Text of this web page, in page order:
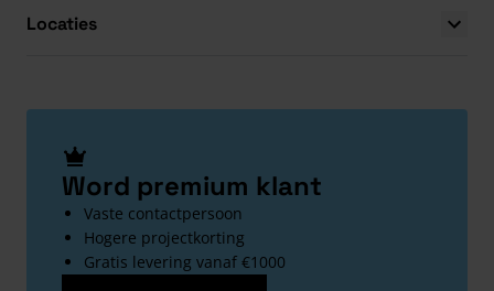
Locaties
Word premium klant
Vaste contactpersoon
Hogere projectkorting
Gratis levering vanaf €1000